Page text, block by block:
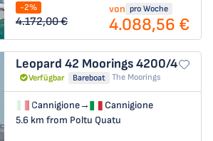
-2%
4.172,00 €
von pro Woche
4.088,56 €
Leopard 42 Moorings 4200/4
Verfügbar Bareboat The Moorings
Cannigione→
Cannigione
5.6 km from Poltu Quatu